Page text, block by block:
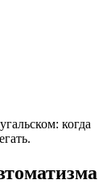
когда